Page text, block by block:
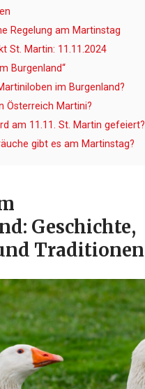
Regelung am Martinstag
St. Martin: 11.11.2024
Burgenland“
im Burgenland?
Österreich Martini?
am 11.11. St. Martin gefeiert?
gibt es am Martinstag?
Geschichte,
Traditionen